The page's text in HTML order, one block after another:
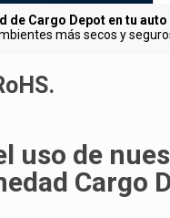
de Cargo Depot en tu
más secos y
uso de
Cargo